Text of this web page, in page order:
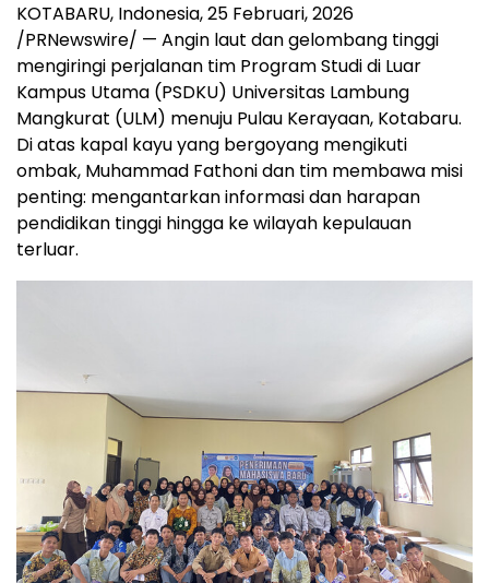
KOTABARU, Indonesia, 25 Februari, 2026
/PRNewswire/ — Angin laut dan gelombang tinggi
mengiringi perjalanan tim Program Studi di Luar
Kampus Utama (PSDKU) Universitas Lambung
Mangkurat (ULM) menuju Pulau Kerayaan, Kotabaru.
Di atas kapal kayu yang bergoyang mengikuti
ombak, Muhammad Fathoni dan tim membawa misi
penting: mengantarkan informasi dan harapan
pendidikan tinggi hingga ke wilayah kepulauan
terluar.